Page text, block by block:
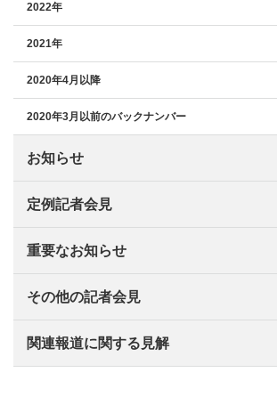
2022年
2021年
2020年4月以降
2020年3月以前のバックナンバー
お知らせ
定例記者会見
重要なお知らせ
その他の記者会見
関連報道に関する見解